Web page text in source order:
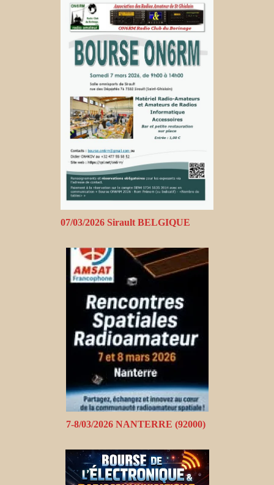
07/03/2026 Sirault BELGIQUE
7-8/03/2026 NANTERRE (92000)